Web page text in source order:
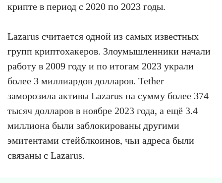
крипте в период с 2020 по 2023 годы.
Lazarus считается одной из самых известных
групп криптохакеров. Злоумышленники начали
работу в 2009 году и по итогам 2023 украли
более 3 миллиардов долларов. Tether
заморозила активы Lazarus на сумму более 374
тысяч долларов в ноябре 2023 года, а ещё 3.4
миллиона были заблокированы другими
эмитентами стейблкоинов, чьи адреса были
связаны с Lazarus.